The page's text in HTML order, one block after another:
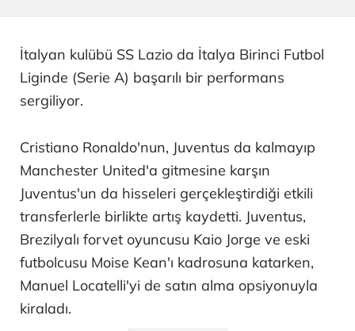
İtalyan kulübü SS Lazio da İtalya Birinci Futbol
Liginde (Serie A) başarılı bir performans
sergiliyor.
Cristiano Ronaldo'nun, Juventus da kalmayıp
Manchester United'a gitmesine karşın
Juventus'un da hisseleri gerçekleştirdiği etkili
transferlerle birlikte artış kaydetti. Juventus,
Brezilyalı forvet oyuncusu Kaio Jorge ve eski
futbolcusu Moise Kean'ı kadrosuna katarken,
Manuel Locatelli'yi de satın alma opsiyonuyla
kiraladı.